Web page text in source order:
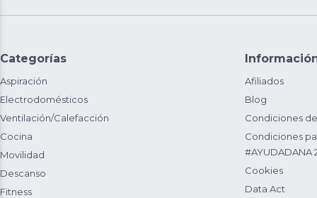
Categorías
Aspiración
Electrodomésticos
Ventilación/Calefacción
Cocina
Movilidad
Descanso
Fitness
Afiliados
Blog
Condiciones
Condiciones
#AYUDADANA
Cookies
Data Act